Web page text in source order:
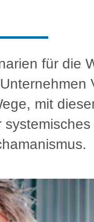
für die
mit